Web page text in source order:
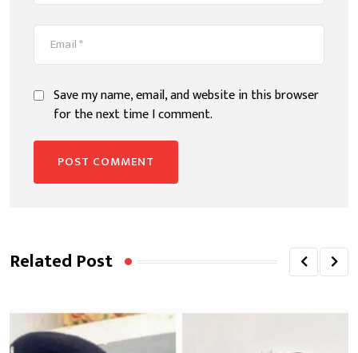
Save my name, email, and website in this browser
for the next time I comment.
Related Post